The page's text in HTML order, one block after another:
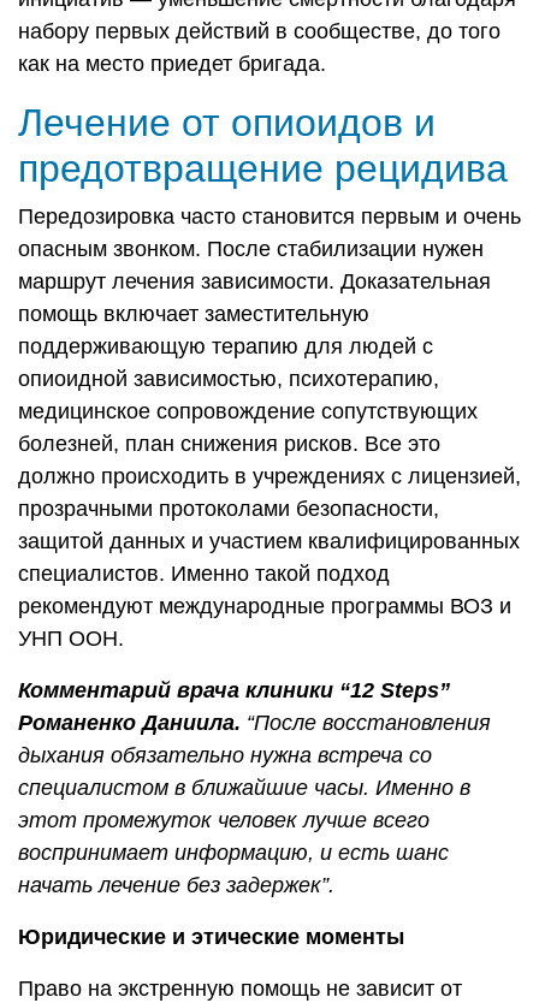
набору первых действий в сообществе, до того
как на место приедет бригада.
Лечение от опиоидов и
предотвращение рецидива
Передозировка часто становится первым и очень
опасным звонком. После стабилизации нужен
маршрут лечения зависимости. Доказательная
помощь включает заместительную
поддерживающую терапию для людей с
опиоидной зависимостью, психотерапию,
медицинское сопровождение сопутствующих
болезней, план снижения рисков. Все это
должно происходить в учреждениях с лицензией,
прозрачными протоколами безопасности,
защитой данных и участием квалифицированных
специалистов. Именно такой подход
рекомендуют международные программы ВОЗ и
УНП ООН.
Комментарий врача клиники “12 Steps”
Романенко Даниила. “После восстановления
дыхания обязательно нужна встреча со
специалистом в ближайшие часы. Именно в
этот промежуток человек лучше всего
воспринимает информацию, и есть шанс
начать лечение без задержек”.
Юридические и этические моменты
Право на экстренную помощь не зависит от